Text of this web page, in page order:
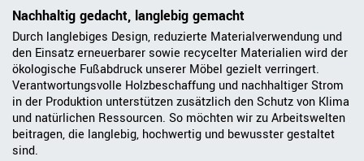
Nachhaltig gedacht, langlebig gemacht
Durch langlebiges Design, reduzierte Materialverwendung und
den Einsatz erneuerbarer sowie recycelter Materialien wird der
ökologische Fußabdruck unserer Möbel gezielt verringert.
Verantwortungsvolle Holzbeschaffung und nachhaltiger Strom
in der Produktion unterstützen zusätzlich den Schutz von Klima
und natürlichen Ressourcen. So möchten wir zu Arbeitswelten
beitragen, die langlebig, hochwertig und bewusster gestaltet
sind.